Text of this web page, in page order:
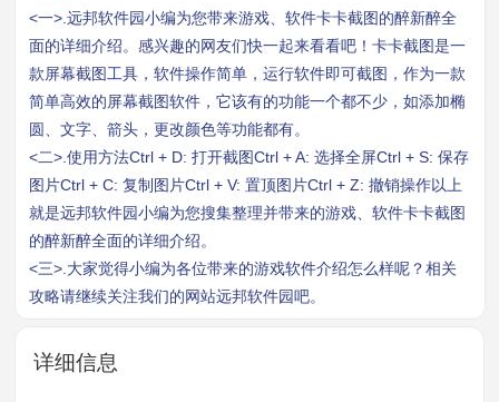
<一>.远邦软件园小编为您带来游戏、软件卡卡截图的醉新醉全
面的详细介绍。感兴趣的网友们快一起来看看吧！卡卡截图是一
款屏幕截图工具，软件操作简单，运行软件即可截图，作为一款
简单高效的屏幕截图软件，它该有的功能一个都不少，如添加椭
圆、文字、箭头，更改颜色等功能都有。
<二>.使用方法Ctrl + D: 打开截图Ctrl + A: 选择全屏Ctrl + S: 保存
图片Ctrl + C: 复制图片Ctrl + V: 置顶图片Ctrl + Z: 撤销操作以上
就是远邦软件园小编为您搜集整理并带来的游戏、软件卡卡截图
的醉新醉全面的详细介绍。
<三>.大家觉得小编为各位带来的游戏软件介绍怎么样呢？相关
攻略请继续关注我们的网站远邦软件园吧。
详细信息